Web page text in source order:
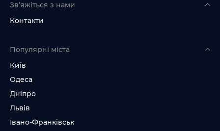
Зв’яжіться з нами
Контакти
Популярні міста
Київ
Одеса
Дніпро
Львів
Івано-Франківськ